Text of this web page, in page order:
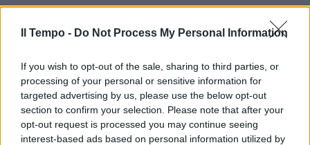
Il Tempo - Do Not Process My Personal Information
If you wish to opt-out of the sale, sharing to third parties, or
processing of your personal or sensitive information for
targeted advertising by us, please use the below opt-out
section to confirm your selection. Please note that after your
opt-out request is processed you may continue seeing
interest-based ads based on personal information utilized by